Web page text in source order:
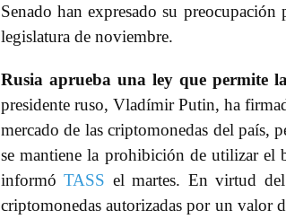
Senado han expresado su
legislatura de noviembre.
Rusia aprueba una ley que permite
presidente ruso, Vladímir Putin, ha
mercado de las criptomonedas del país,
se mantiene la prohibición de utilizar el
informóTASS el martes. En virtud
criptomonedas autorizadas por un valor